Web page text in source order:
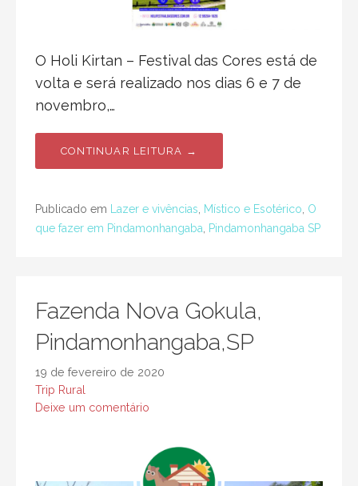
O Holi Kirtan – Festival das Cores está de
volta e será realizado nos dias 6 e 7 de
novembro,…
CONTINUAR LEITURA →
Publicado em Lazer e vivências, Místico e Esotérico, O
que fazer em Pindamonhangaba, Pindamonhangaba SP
Fazenda Nova Gokula,
Pindamonhangaba,SP
19 de fevereiro de 2020
Trip Rural
Deixe um comentário